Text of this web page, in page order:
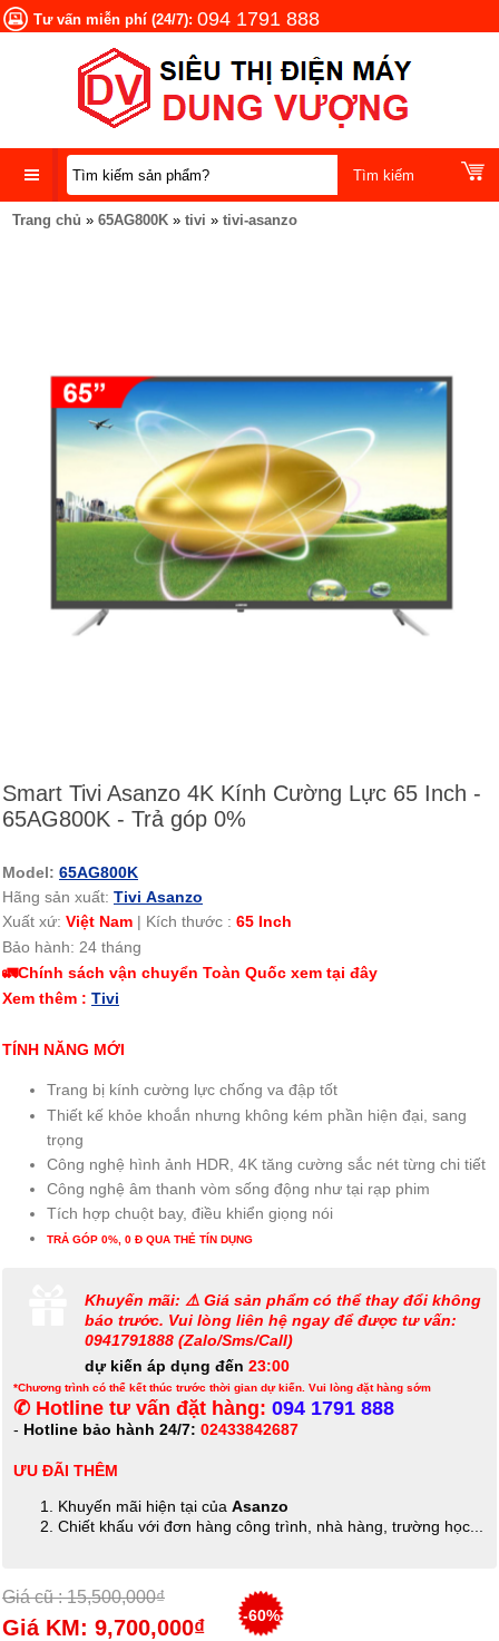
Tư vấn miễn phí (24/7): 094 1791 888
DANH
Trang chủ » 65AG800K » tivi » tivi-asanzo
Smart Tivi Asanzo 4K Kính Cường Lực 65 Inch -
65AG800K - Trả góp 0%
Model: 65AG800K
Hãng sản xuất: Tivi Asanzo
Xuất xứ: Việt Nam | Kích thước : 65 Inch
Bảo hành: 24 tháng
🚛Chính sách vận chuyển Toàn Quốc xem tại đây
Xem thêm : Tivi
TÍNH NĂNG MỚI
Trang bị kính cường lực chống va đập tốt
Thiết kế khỏe khoắn nhưng không kém phần hiện đại, sang
trọng
Công nghệ hình ảnh HDR, 4K tăng cường sắc nét từng chi tiết
Công nghệ âm thanh vòm sống động như tại rạp phim
Tích hợp chuột bay, điều khiển giọng nói
TRẢ GÓP 0%, 0 Đ QUA THẺ TÍN DỤNG
Khuyến mãi: ⚠️ Giá sản phẩm có thể thay đổi không
báo trước. Vui lòng liên hệ ngay để được tư vấn:
0941791888 (Zalo/Sms/Call)
dự kiến áp dụng đến 23:00
*Chương trình có thể kết thúc trước thời gian dự kiến. Vui lòng đặt hàng sớm
✆ Hotline tư vấn đặt hàng: 094 1791 888
- Hotline bảo hành 24/7: 02433842687
ƯU ĐÃI THÊM
Khuyến mãi hiện tại của Asanzo
Chiết khấu với đơn hàng công trình, nhà hàng, trường học...
Giá cũ : 15,500,000₫
Giá KM: 9,700,000₫ -60%